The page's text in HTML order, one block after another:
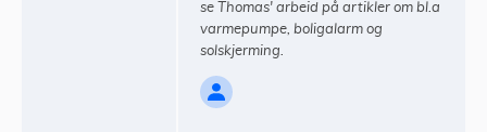
se Thomas' arbeid på artikler om bl.a
varmepumpe, boligalarm og
solskjerming.